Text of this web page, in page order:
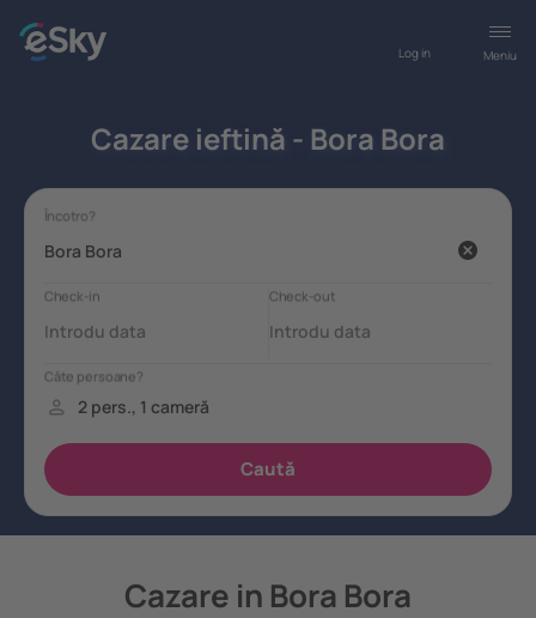
Meniu
Log in
Cazare ieftină - Bora Bora
Cazare in Bora Bora